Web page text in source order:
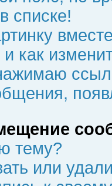
списке!
как
тему?
или